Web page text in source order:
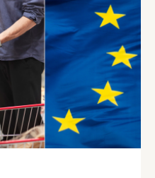
för innovationer som